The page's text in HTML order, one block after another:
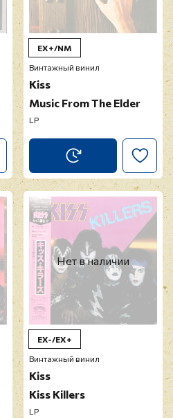
EX+/NM
Винтажный винил
Kiss
Music From The Elder
LP
Нет в наличии
EX-/EX+
Винтажный винил
Kiss
Kiss Killers
LP